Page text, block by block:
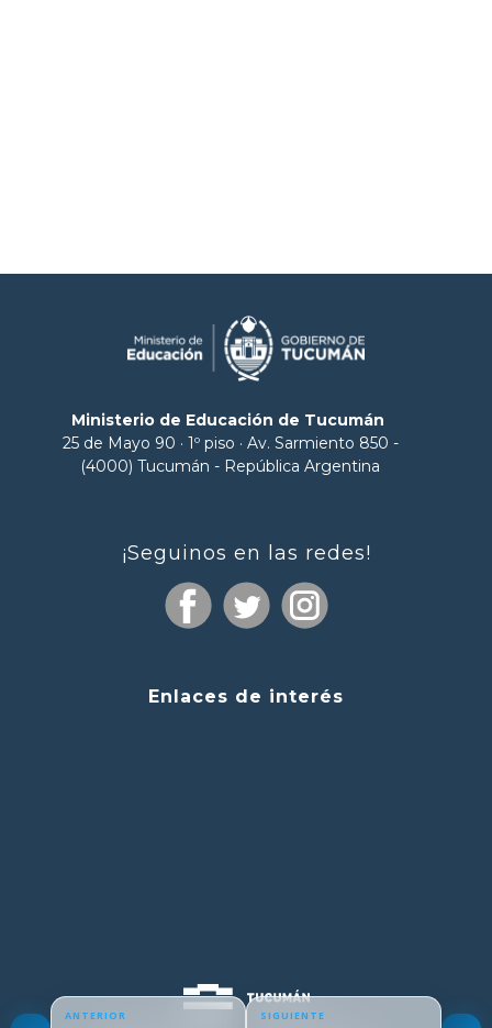
Ministerio de Educación de Tucumán
25 de Mayo 90 · 1º piso · Av. Sarmiento 850 -
(4000) Tucumán - República Argentina
¡Seguinos en las redes!
Enlaces de interés
ANTERIOR SIGUIENTE